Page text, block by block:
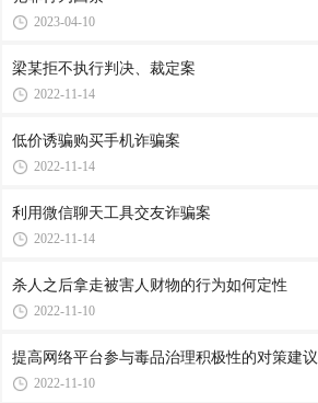
2023-04-10
梁某拒不执行判决、裁定案
2022-11-14
低价诱骗购买手机诈骗案
2022-11-14
利用微信聊天工具交友诈骗案
2022-11-14
杀人之后拿走被害人财物的行为如何定性
2022-11-10
提高网络平台参与毒品治理积极性的对策建议
2022-11-10